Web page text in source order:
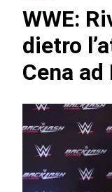
WWE:
dietro
Cena